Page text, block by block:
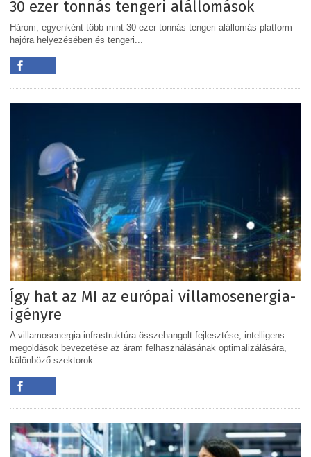
30 ezer tonnás tengeri alállomások
Három, egyenként több mint 30 ezer tonnás tengeri alállomás-platform
hajóra helyezésében és tengeri...
Így hat az MI az európai villamosenergia-
igényre
A villamosenergia-infrastruktúra összehangolt fejlesztése, intelligens
megoldások bevezetése az áram felhasználásának optimalizálására,
különböző szektorok...